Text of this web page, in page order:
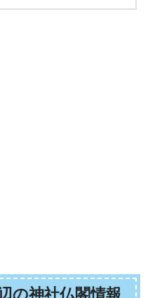
の神社仏閣情報